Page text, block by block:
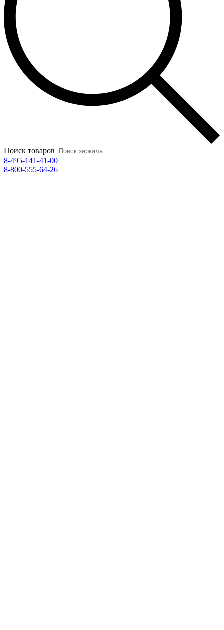
Поиск товаров
8-495-141-41-00
8-800-555-64-26